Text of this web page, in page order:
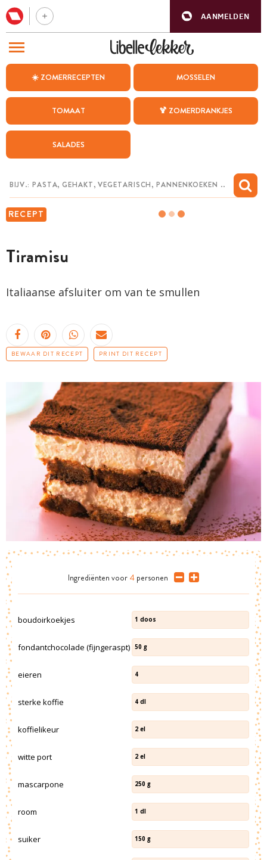
AANMELDEN
☀️ ZOMERRECEPTEN MOSSELEN
TOMAAT 🍹 ZOMERDRANKJES
SALADES
RECEPT
Tiramisu
Italiaanse afsluiter om van te smullen
BEWAAR DIT RECEPT PRINT DIT RECEPT
Ingrediënten voor 4 personen
boudoirkoekjes 1 doos
fondantchocolade (fijngeraspt) 50 g
eieren 4
sterke koffie 4 dl
koffielikeur 2 el
witte port 2 el
mascarpone 250 g
room 1 dl
suiker 150 g
BEZOEK ONZE ANDERE WEBSITES
WEEKMENU
CHAT MET MAIA
MIJN BEWAARDE RECEPTEN